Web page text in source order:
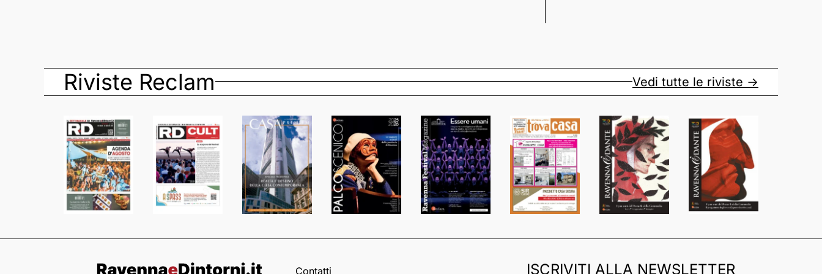
Riviste Reclam Vedi tutte le riviste ->
Contatti ISCRIVITI ALLA NEWSLETTER